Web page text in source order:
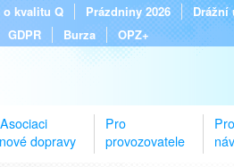
o kvalitu Q Prázdniny 2026 Drážní
GDPR Burza OPZ+
dopravy
Pro
provozovatele
Pro